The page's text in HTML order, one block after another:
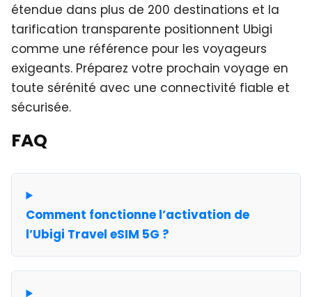
étendue dans plus de 200 destinations et la
tarification transparente positionnent Ubigi
comme une référence pour les voyageurs
exigeants. Préparez votre prochain voyage en
toute sérénité avec une connectivité fiable et
sécurisée.
FAQ
Comment fonctionne l’activation de
l’Ubigi Travel eSIM 5G ?